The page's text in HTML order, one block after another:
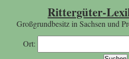
Rittergüter-
Großgrundbesitz in Sachsen und
Ort: